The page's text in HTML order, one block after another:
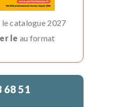
le catalogue 2027
le au format
68 51